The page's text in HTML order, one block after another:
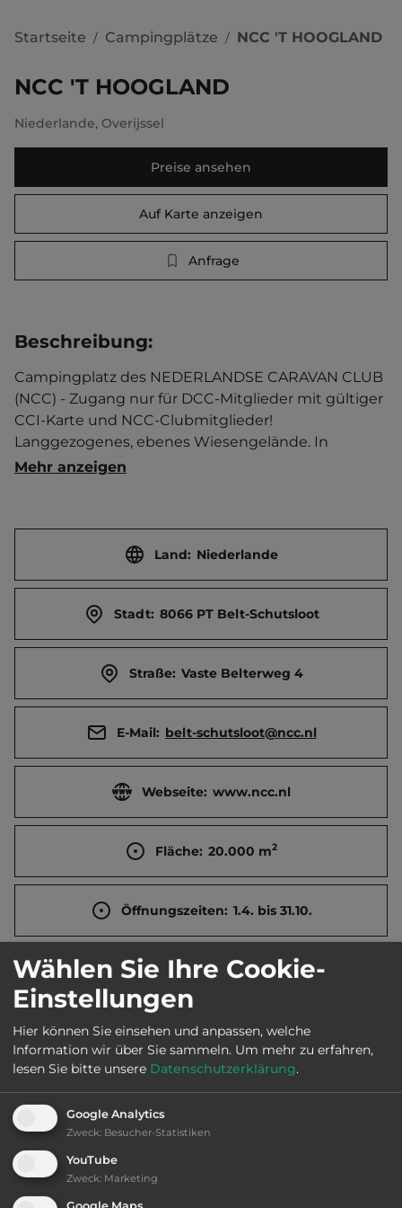
Startseite / Campingplätze / NCC 'T HOOGLAND
NCC 'T HOOGLAND
Niederlande, Overijssel
Preise ansehen
Auf Karte anzeigen
Anfrage
Beschreibung:
Campingplatz des NEDERLANDSE CARAVAN CLUB
(NCC) - Zugang nur für DCC-Mitglieder mit gültiger
CCI-Karte und NCC-Clubmitglieder!
Langgezogenes, ebenes Wiesengelände. In
Ortsrandlage. Überwiegend schattenlos. Separate
Go-Karts. Grillabende. Cafeteria. Anreise nur mit
Reservierung. Max. Aufenthalt 3 Nächte.
Touristen-/Dauerstellplätze 62/0.
Mehr anzeigen
Land: Niederlande
Stadt: 8066 PT Belt-Schutsloot
Straße: Vaste Belterweg 4
E-Mail: belt-schutsloot@ncc.nl
Webseite: www.ncc.nl
Fläche: 20.000 m2
Öffnungszeiten: 1.4. bis 31.10.
Telefon: 0031 38 3866313
Sehenswürdigkeiten:
Giethoorn, das Venedig des Nordens, Mausoleum in
Marknesse.
Ausstattung:
Wählen Sie Ihre Cookie-
Einstellungen
Hier können Sie einsehen und anpassen, welche
Information wir über Sie sammeln. Um mehr zu erfahren,
lesen Sie bitte unsere Datenschutzerklärung.
Google Analytics
Zweck: Besucher-Statistiken
YouTube
Zweck: Marketing